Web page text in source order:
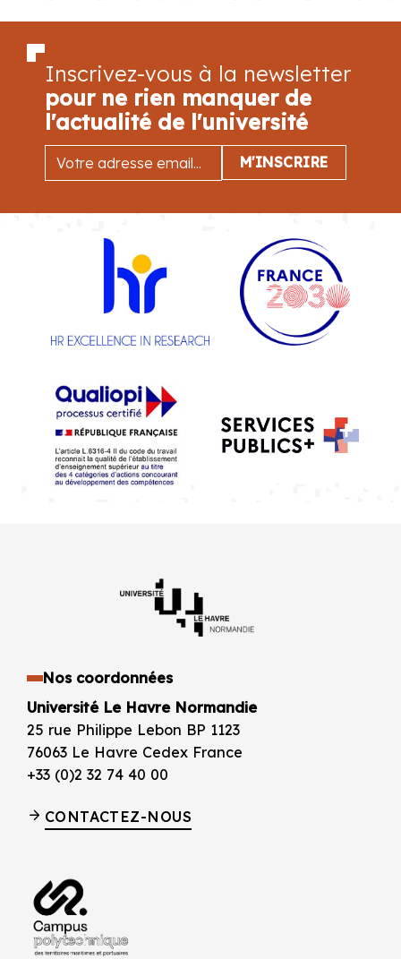
Inscrivez-vous à la newsletter
pour ne rien manquer de
l'actualité de l'université
Nos coordonnées
Université Le Havre Normandie
25 rue Philippe Lebon BP 1123
76063 Le Havre Cedex France
+33 (0)2 32 74 40 00
CONTACTEZ-NOUS